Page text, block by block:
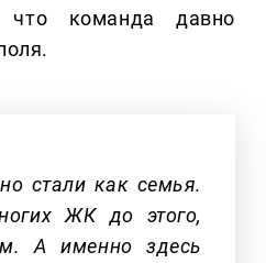
что команда давно
стали как семья.
ЖК до этого,
А именно здесь